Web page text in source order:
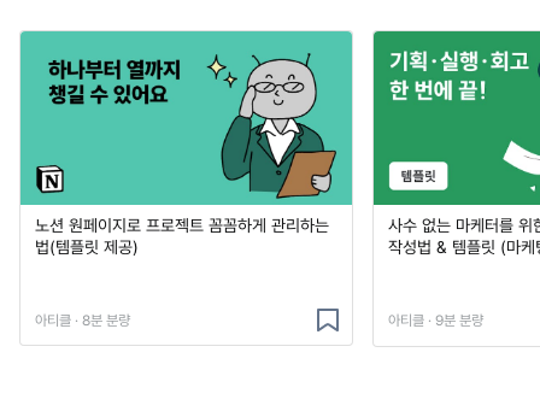
노션 원페이지로 프로젝트 꼼꼼하게 관리하는
법(템플릿 제공)
아티클 · 8분 분량
사수 없는 마케터를 위
작성법 & 템플릿 (마
아티클 · 9분 분량